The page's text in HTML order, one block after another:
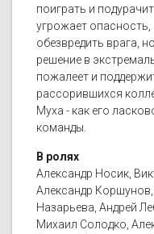
поиграть и
угрожает
обезвредить врага,
решение в
пожалеет и
рассорившихся
Муха - как его
команды.
В ролях
Александр Носик,
Александр
Назарьева, Андрей
Михаил Солодко,